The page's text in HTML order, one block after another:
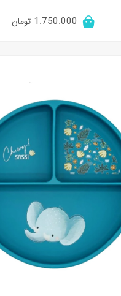
1.750.000 تومان